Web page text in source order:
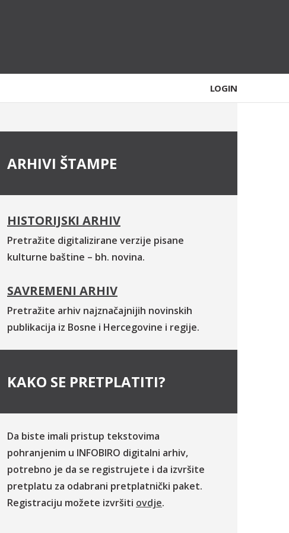
LOGIN
ARHIVI ŠTAMPE
HISTORIJSKI ARHIV
Pretražite digitalizirane verzije pisane
kulturne baštine – bh. novina.
SAVREMENI ARHIV
Pretražite arhiv najznačajnijih novinskih
publikacija iz Bosne i Hercegovine i regije.
KAKO SE PRETPLATITI?
Da biste imali pristup tekstovima
pohranjenim u INFOBIRO digitalni arhiv,
potrebno je da se registrujete i da izvršite
pretplatu za odabrani pretplatnički paket.
Registraciju možete izvršiti ovdje.